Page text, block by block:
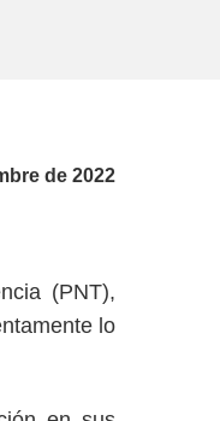
de 2022
(PNT),
lo